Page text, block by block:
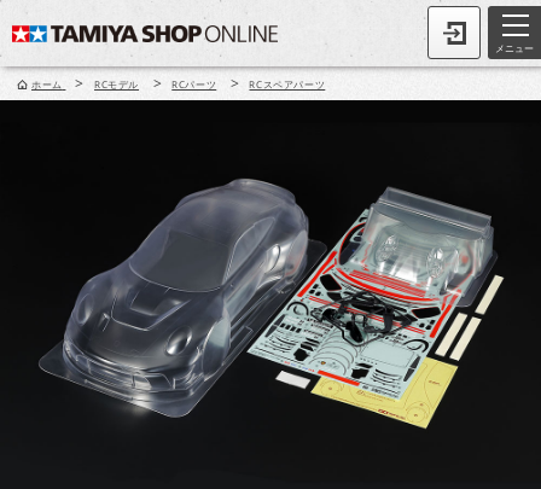
メニュー
ホーム > RCモデル > RCパーツ > RCスペアパーツ